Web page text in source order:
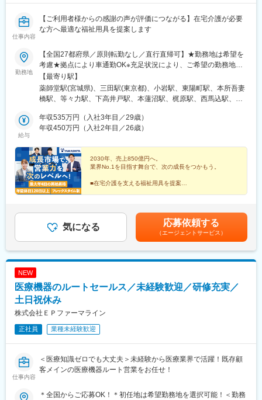
駅、美濃白鳥駅、敦賀駅、入善駅、越中舟橋駅、福光駅、東八尾
駅、下奥井駅、越中中島駅、富山大学前駅、呉羽駅、堀川小泉
駅、奥田中学校前駅、越中荏原駅、越中大門駅、氷見駅、西加積
駅、西滑川駅、油田駅、クロスベイ前駅、新高岡駅、越中国分
駅、戸出駅、高岡やぶなみ駅、片原町駅(富山県)、東三日市駅、菰
野駅、植大駅、徳永駅、上島駅、浜松駅、遠州西ケ崎駅、西焼津
駅、藤枝駅、入江岡駅、清水駅(静岡県)、御門台駅、新静岡駅、安
倍川駅、静岡駅、小泉駅、多治見駅、根本駅、西岐阜駅、切通
駅、岐阜駅、細畑駅、柳津駅(岐阜県)、蘇原駅、西笠松駅、岐南
駅、名鉄岐阜駅、笠寺駅、小田井駅、運動公園前駅(愛知県)、四郷
本駅、新可児駅、美濃川合駅、西可児駅、可児駅、各務原市役所
前駅、那加駅、新加納駅、名電各務原駅、鵜沼宿駅、土岐市駅、
恵那駅、東野駅(岐阜県)、瑞浪駅、十九条駅、美江寺駅、穂積駅、
前平公園駅、美濃太田駅、松森駅、洲原駅、吹田駅(阪急線)、陸前
白沢駅、関下有知駅、関駅(岐阜県)、高山駅、瀬上駅、飛騨一ノ宮
県)、伏見駅(愛知県)、平安通駅、大同町駅、鳴子北駅、豊田本町
駅、新瀬戸駅、豊川稲荷駅、上挙母駅、梅坪駅、インテック本社
前駅、粟島駅、西富山駅、小泉町駅(富山県)、東向日駅、上小田井
駅、新那加駅、各務ケ原駅、関市役所前駅、車道駅、上飯田駅、
瀬戸市駅、オークスカナルパークホテル富山前、大町駅(富山県)、
仕事内容
【ご利用者様からの感謝の声が評価につながる】在宅介護が必要
な方へ最適な福祉用具を提案します
勤務地
【全国27都府県／原則転勤なし／直行直帰可】★勤務地は希望を
考慮★拠点により車通勤OK※充足状況により、ご希望の勤務地で
の募集が終了している場合があります。※転居を伴う転勤の有無
は、半年ごとに希望を伺い、選択いただけます。■東北■・宮城県
（仙台市）■関東■・東京都（東京23区など）・神奈川県（横浜市
城県（水戸市）・栃木県（宇都宮市／足利市）・群馬県（前橋
市）■東海■・愛知県（名古屋市／豊田市／豊橋市／小牧市）・静
阜市）・三重県（四日市市）■信越・北陸■・長野県（長野市）・
山梨県（甲府市）・石川県（金沢市）・富山県（富山市）・福井
県（福井市）■関西■・大阪府・兵庫県（神戸市／尼崎市／姫路
市）・京都府（京都市）・奈良県（奈良市／天理市）・滋賀県
（大津市／彦根市）・和歌山県（和歌山市／田辺市）■中国■・広
九州■・福岡県（福岡市）
【最寄り駅】
薬師堂駅(宮城県)、三田駅(東京都)、小岩駅、東陽町駅、本所吾妻
橋駅、等々力駅、下高井戸駅、本蓮沼駅、梶原駅、西馬込駅、練
調布駅、田無駅、新横浜駅、上大岡駅、二俣川駅、武蔵新城駅、
鷺沼駅、湘南深沢駅、淵野辺駅、南林間駅、南浦和駅、大宮駅(埼
駅、おゆみ野駅、市川駅、動物公園駅、常陸青柳駅、駅東公園前
駅、足利駅、前橋大島駅、黄金駅(愛知県)、黒川駅(愛知県)、笠寺
駅、本山駅(愛知県)、土橋駅(愛知県)、市役所前駅(愛知県)、岩倉
駅(愛知県)、静岡駅、大岡駅(静岡県)、富士駅、藤枝駅、天竜川
駅、細畑駅、中川原駅、安茂里駅、酒折駅、西金沢駅、南富山
府)、新金岡駅、藤井寺駅、東部市場前駅、南吹田駅、大開駅、立
花駅、飾磨駅、竹田駅(京都府)、北山駅(京都府)、上桂駅、前栽
駅、尼ケ辻駅、瀬田駅(滋賀県)、ひこね芹川駅、六十谷駅、紀伊新
音町駅、木太町駅、芝公園駅、荒川車庫前駅、川越駅、東山公園
駅(愛知県)、豊橋公園前駅、上沢駅
給与
年収535万円（入社3年目／29歳）
年収450万円（入社2年目／26歳）
2030年、売上850億円へ。
業界No.1を目指す舞台で、次の成長をつかもう。
■在宅介護を支える福祉用具を提案
■20～30代活躍中
気になる 応募依頼する
（エージェントサービス）
NEW
医療機器のルートセールス／未経験歓迎／研修充実／
土日祝休み
株式会社ＥＰファーマライン
正社員 業種未経験歓迎
仕事内容
＜医療知識ゼロでも大丈夫＞未経験から医療業界で活躍！既存顧
客メインの医療機器ルート営業をお任せ！
＊全国からご応募OK！＊初任地は希望勤務地を選択可能！＜勤務